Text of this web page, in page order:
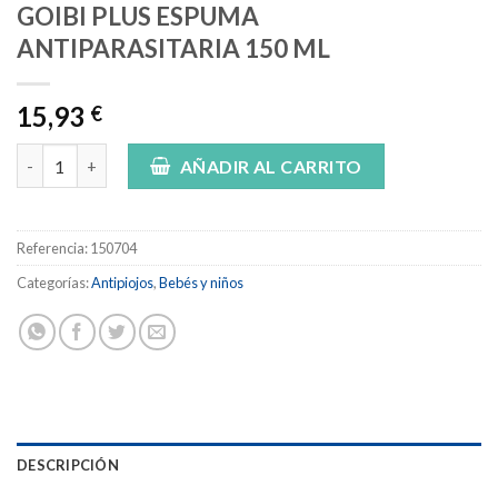
GOIBI PLUS ESPUMA
ANTIPARASITARIA 150 ML
15,93 €
GOIBI PLUS ESPUMA ANTIPARASITARIA 150 ML cantidad
AÑADIR AL CARRITO
Referencia:150704
Categorías:Antipiojos,Bebés y niños
DESCRIPCIÓN